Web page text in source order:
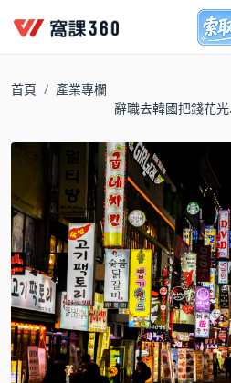
今天想要學什麼?
窩課推薦給您
首頁
產業專欄
辭職去韓國把錢花光
年之旅